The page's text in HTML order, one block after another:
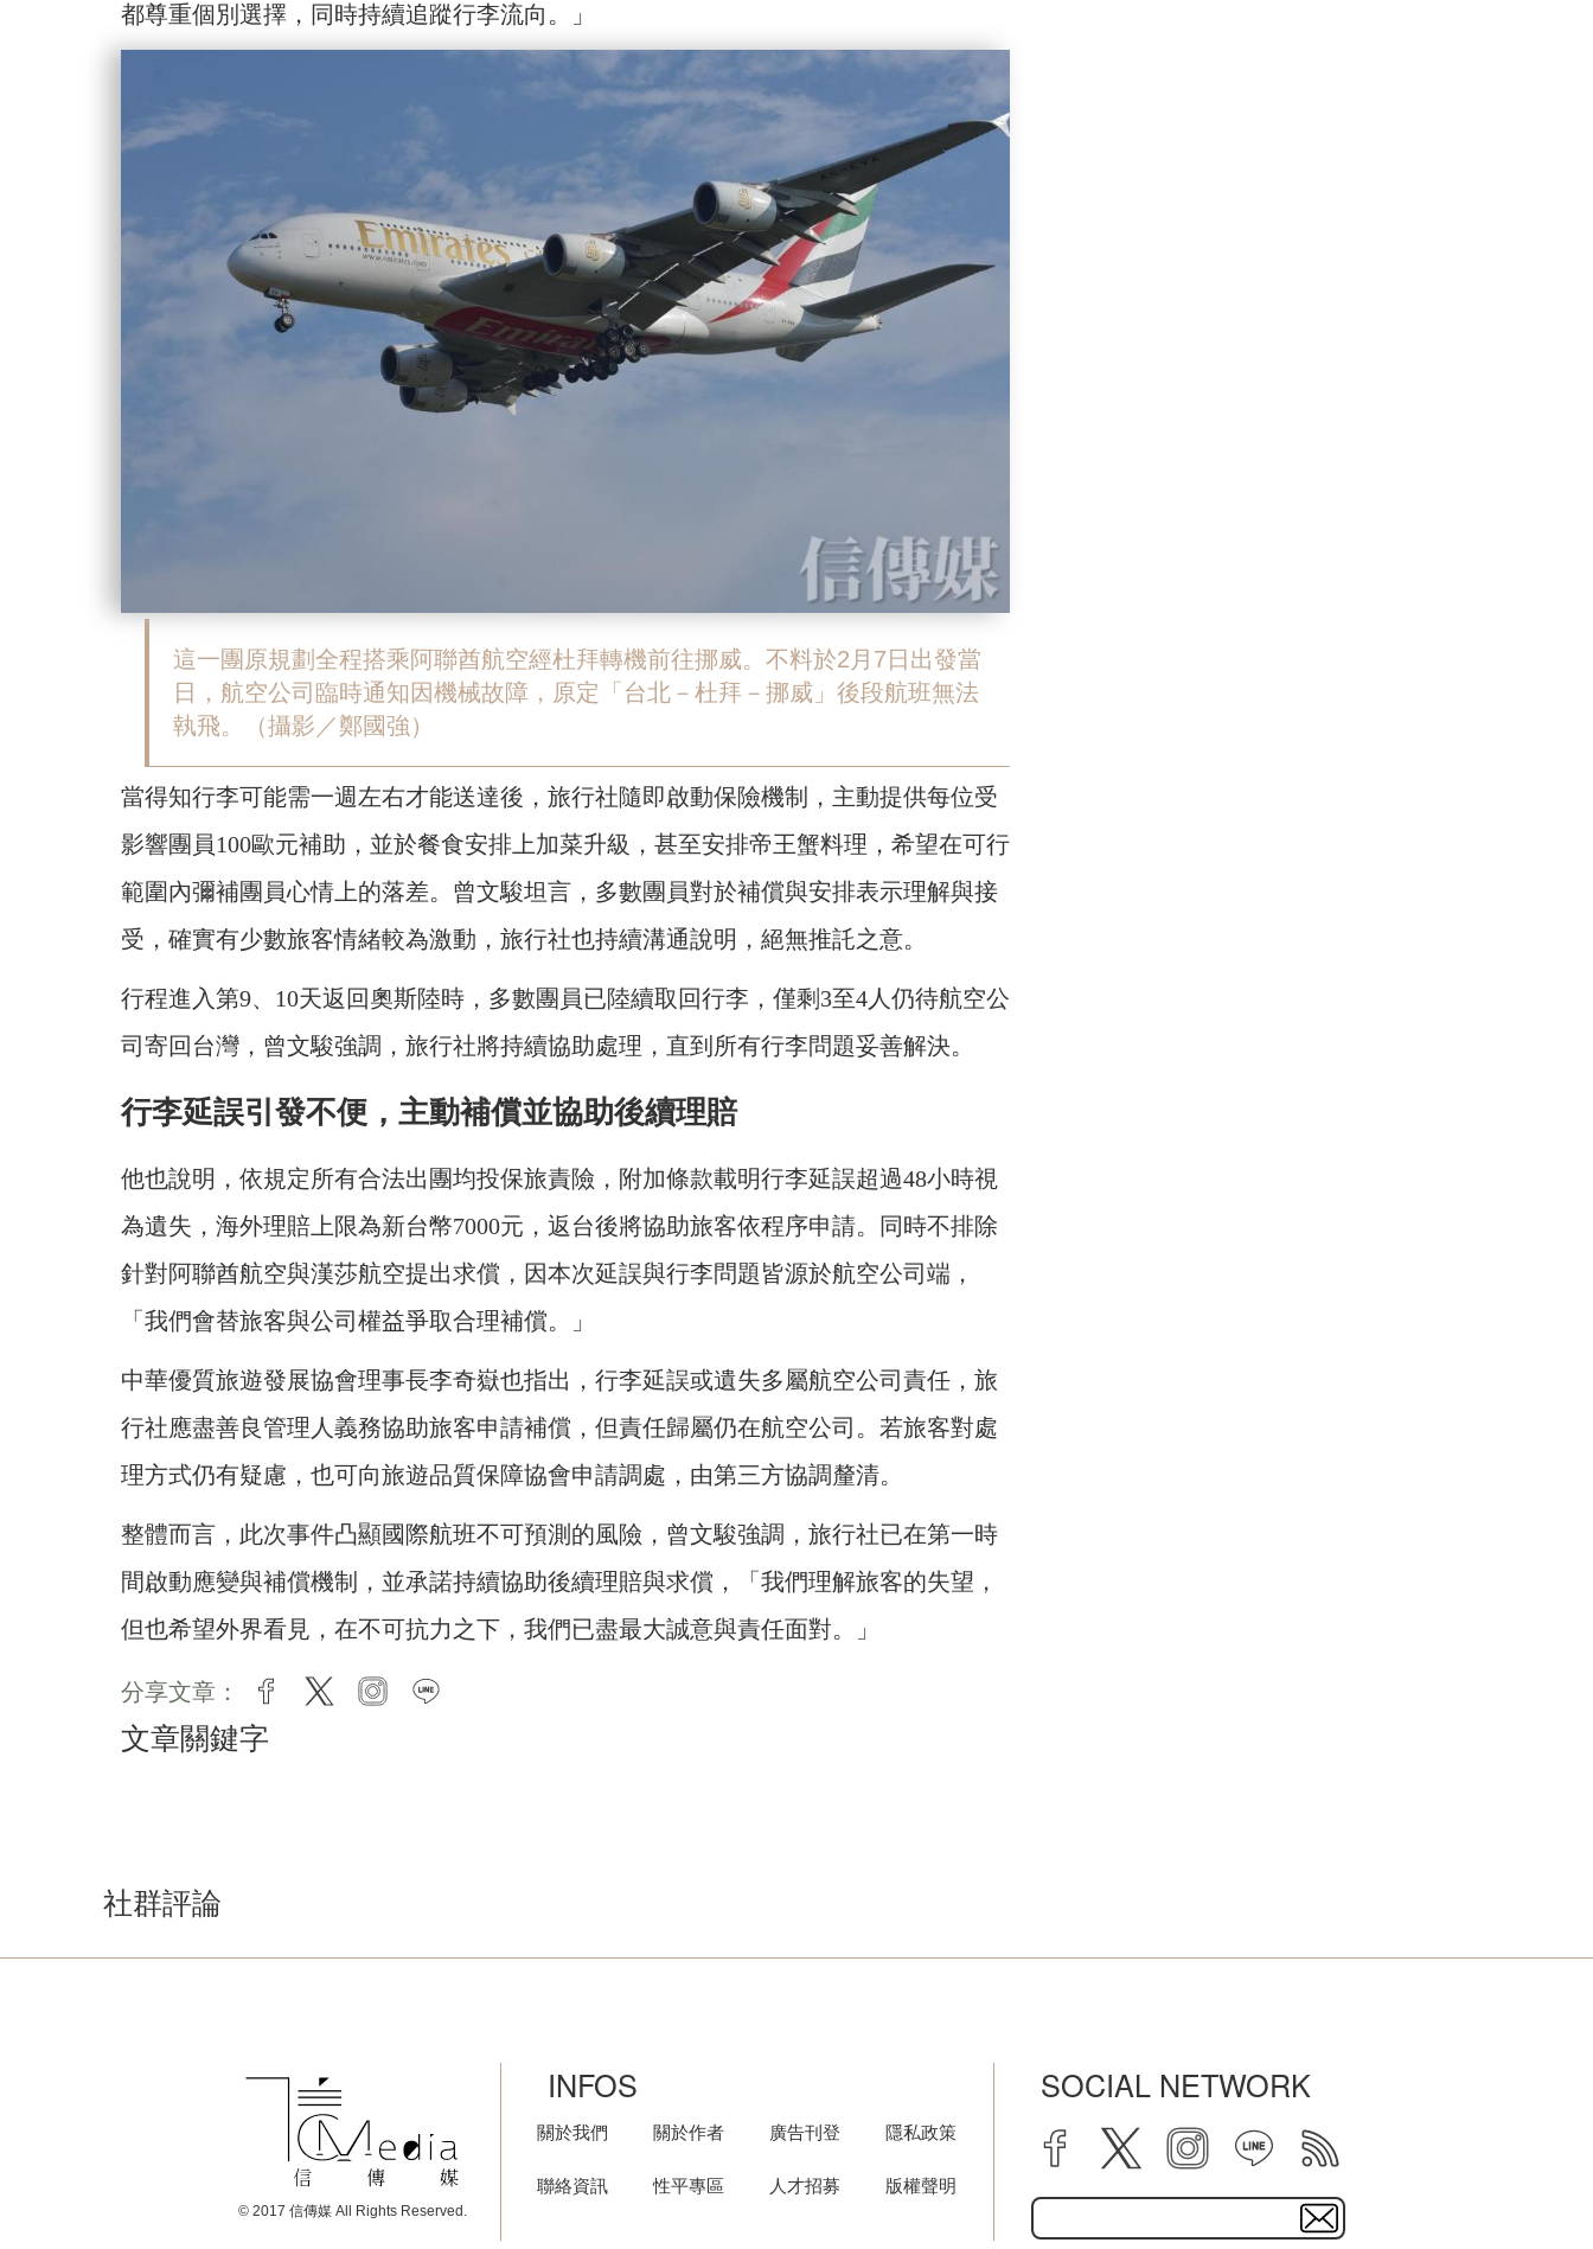
都尊重個別選擇，同時持續追蹤行李流向。」
這一團原規劃全程搭乘阿聯酋航空經杜拜轉機前往挪威。不料於2月7日出發當
日，航空公司臨時通知因機械故障，原定「台北－杜拜－挪威」後段航班無法
執飛。（攝影／鄭國強）
當得知行李可能需一週左右才能送達後，旅行社隨即啟動保險機制，主動提供每位受
影響團員100歐元補助，並於餐食安排上加菜升級，甚至安排帝王蟹料理，希望在可行
範圍內彌補團員心情上的落差。曾文駿坦言，多數團員對於補償與安排表示理解與接
受，確實有少數旅客情緒較為激動，旅行社也持續溝通說明，絕無推託之意。
行程進入第9、10天返回奧斯陸時，多數團員已陸續取回行李，僅剩3至4人仍待航空公
司寄回台灣，曾文駿強調，旅行社將持續協助處理，直到所有行李問題妥善解決。
行李延誤引發不便， 主動補償並協助後續理賠
他也說明，依規定所有合法出團均投保旅責險，附加條款載明行李延誤超過48小時視
為遺失，海外理賠上限為新台幣7000元，返台後將協助旅客依程序申請。同時不排除
針對阿聯酋航空與漢莎航空提出求償，因本次延誤與行李問題皆源於航空公司端，
「我們會替旅客與公司權益爭取合理補償。」
中華優質旅遊發展協會理事長李奇嶽也指出，行李延誤或遺失多屬航空公司責任，旅
行社應盡善良管理人義務協助旅客申請補償，但責任歸屬仍在航空公司。若旅客對處
理方式仍有疑慮，也可向旅遊品質保障協會申請調處，由第三方協調釐清。
整體而言，此次事件凸顯國際航班不可預測的風險，曾文駿強調，旅行社已在第一時
間啟動應變與補償機制，並承諾持續協助後續理賠與求償，「我們理解旅客的失望，
但也希望外界看見，在不可抗力之下，我們已盡最大誠意與責任面對。」
分享文章： facebook
twitter instagram
文章關鍵字
社群評論
© 2017 信傳媒 All Rights Reserved.
INFOS
關於我們
聯絡資訊
關於作者
性平專區
廣告刊登
人才招募
隱私政策
版權聲明
SOCIAL NETWORK
facebook twitter instagram